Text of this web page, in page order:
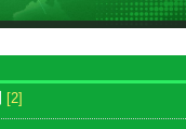
[2]